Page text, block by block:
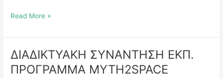
Read More »
ΔΙΑΔΙΚΤΥΑΚΗ ΣΥΝΑΝΤΗΣΗ ΕΚΠ.
ΠΡΟΓΡΑΜΜΑ MYTH2SPACE
ΔΙΑΔΙΚΤΥΑΚΗ
ΣΥΝΑΝΤΗΣΗ
ΕΚΠ.